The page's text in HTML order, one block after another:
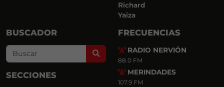
Richard
Yaiza
BUSCADOR
Search
SECCIONES
FRECUENCIAS
RADIO NERVIÓN
88.0 FM
MERINDADES
107.9 FM